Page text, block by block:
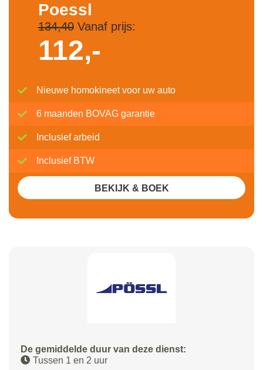
De gemiddelde duur van deze dienst:
Tussen 1 en 2 uur
Poessl
134,40Vanaf prijs:
112,-
Nieuwe homokineet voor uw auto
6 maanden BOVAG garantie
Inclusief arbeid
Inclusief BTW
BEKIJK & BOEK